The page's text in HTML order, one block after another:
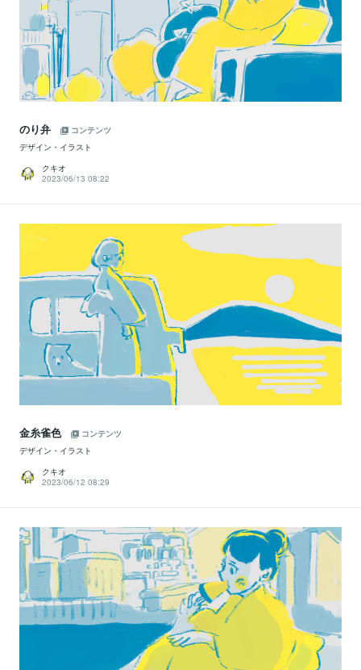
のり弁
コンテンツ
デザイン・イラスト
クキオ
2023/06/13 08:22
金糸雀色
コンテンツ
デザイン・イラスト
クキオ
2023/06/12 08:29